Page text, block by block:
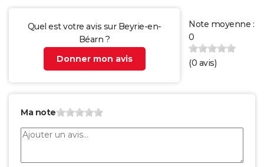
Quel est votre avis sur Beyrie-en-
Béarn ?
Donner mon avis
Note moyenne :
0
(0 avis)
Ma note